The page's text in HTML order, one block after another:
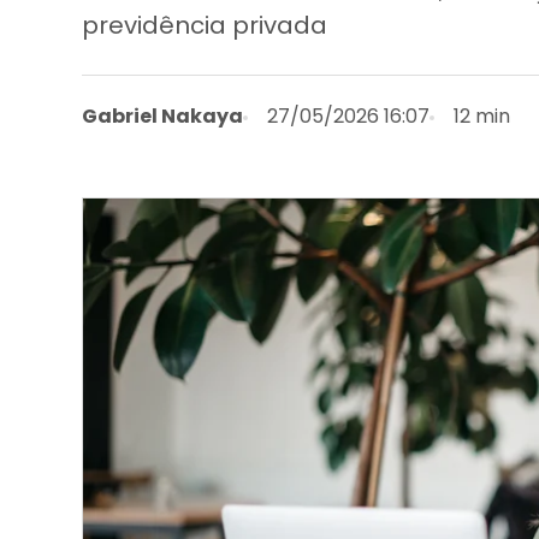
previdência privada
Gabriel Nakaya 27/05/2026 16:07 12 min